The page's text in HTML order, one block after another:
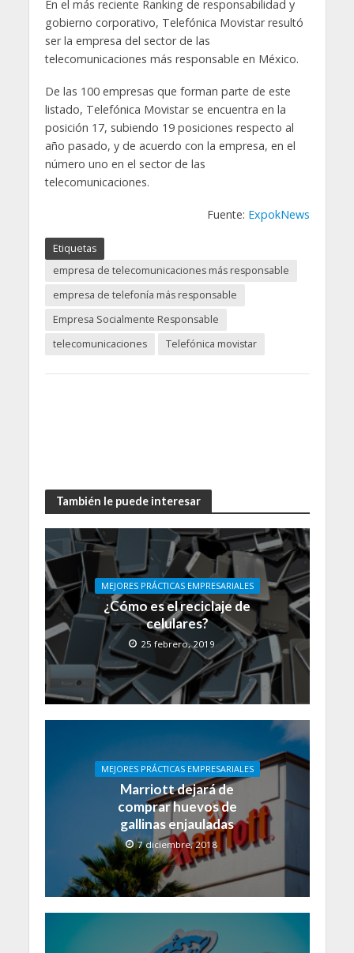
En el más reciente Ranking de responsabilidad y
gobierno corporativo, Telefónica Movistar resultó
ser la empresa del sector de las
telecomunicaciones más responsable en México.
De las 100 empresas que forman parte de este
listado, Telefónica Movistar se encuentra en la
posición 17, subiendo 19 posiciones respecto al
año pasado, y de acuerdo con la empresa, en el
número uno en el sector de las
telecomunicaciones.
Fuente: ExpokNews
Etiquetas
empresa de telecomunicaciones más responsable
empresa de telefonía más responsable
Empresa Socialmente Responsable
telecomunicaciones
Telefónica movistar
También le puede interesar
MEJORES PRÁCTICAS EMPRESARIALES
¿Cómo es el reciclaje de
celulares?
25 febrero, 2019
MEJORES PRÁCTICAS EMPRESARIALES
Marriott dejará de
comprar huevos de
gallinas enjauladas
7 diciembre, 2018